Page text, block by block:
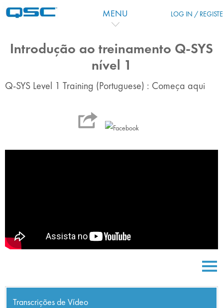
MENU LOG IN /
Introdução ao treinamento Q-SYS
nível 1
Q-SYS Level 1 Training (Portuguese) : Começa aqui
Transcrições de Vídeo